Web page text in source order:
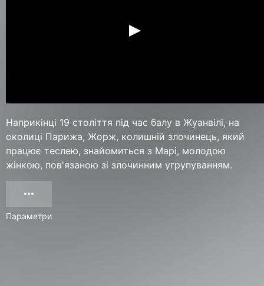
Наприкінці 19 століття під час балу в Жуанвілі, на
околиці Парижа, Жорж, колишній злочинець, який
працює теслею, знайомиться з Марі, молодою
жінкою, пов'язаною зі злочинним угрупуванням.
Параметри